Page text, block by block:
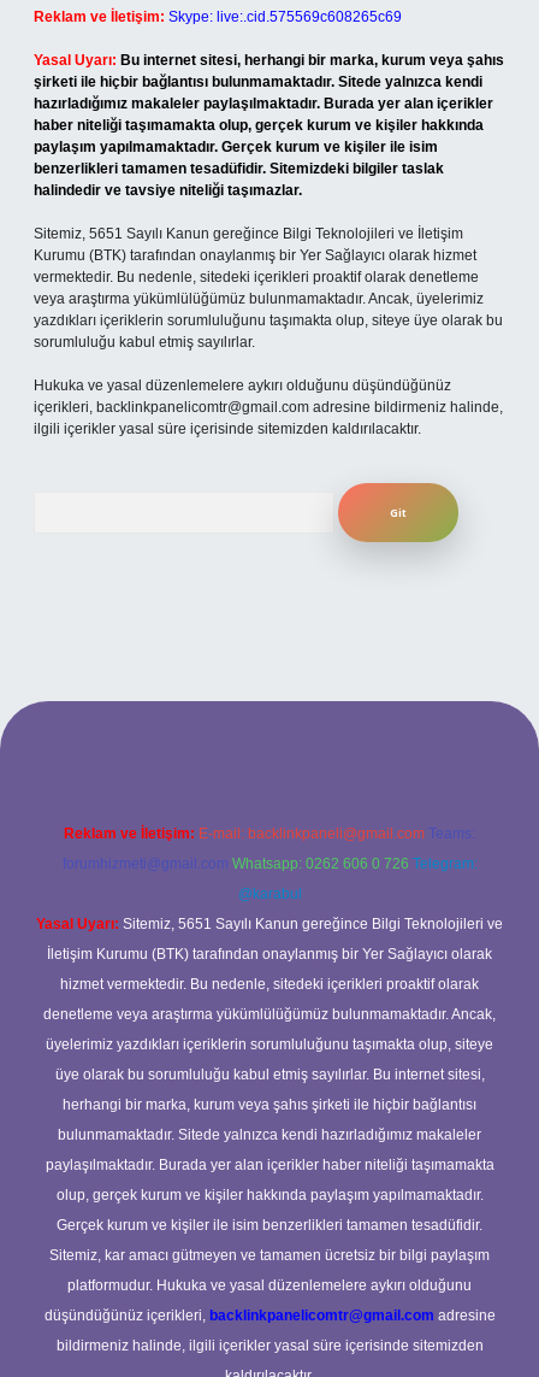
Reklam ve İletişim: Skype: live:.cid.575569c608265c69
Yasal Uyarı: Bu internet sitesi, herhangi bir marka, kurum veya şahıs
şirketi ile hiçbir bağlantısı bulunmamaktadır. Sitede yalnızca kendi
hazırladığımız makaleler paylaşılmaktadır. Burada yer alan içerikler
haber niteliği taşımamakta olup, gerçek kurum ve kişiler hakkında
paylaşım yapılmamaktadır. Gerçek kurum ve kişiler ile isim
benzerlikleri tamamen tesadüfidir. Sitemizdeki bilgiler taslak
halindedir ve tavsiye niteliği taşımazlar.
Sitemiz, 5651 Sayılı Kanun gereğince Bilgi Teknolojileri ve İletişim
Kurumu (BTK) tarafından onaylanmış bir Yer Sağlayıcı olarak hizmet
vermektedir. Bu nedenle, sitedeki içerikleri proaktif olarak denetleme
veya araştırma yükümlülüğümüz bulunmamaktadır. Ancak, üyelerimiz
yazdıkları içeriklerin sorumluluğunu taşımakta olup, siteye üye olarak bu
sorumluluğu kabul etmiş sayılırlar.
Hukuka ve yasal düzenlemelere aykırı olduğunu düşündüğünüz
içerikleri, backlinkpanelicomtr@gmail.com adresine bildirmeniz halinde,
ilgili içerikler yasal süre içerisinde sitemizden kaldırılacaktır.
bahis
Reklam ve İletişim: E-mail: backlinkpaneli@gmail.com Teams:
forumhizmeti@gmail.com Whatsapp: 0262 606 0 726 Telegram:
@karabul
Yasal Uyarı: Sitemiz, 5651 Sayılı Kanun gereğince Bilgi Teknolojileri ve
İletişim Kurumu (BTK) tarafından onaylanmış bir Yer Sağlayıcı olarak
hizmet vermektedir. Bu nedenle, sitedeki içerikleri proaktif olarak
denetleme veya araştırma yükümlülüğümüz bulunmamaktadır. Ancak,
üyelerimiz yazdıkları içeriklerin sorumluluğunu taşımakta olup, siteye
üye olarak bu sorumluluğu kabul etmiş sayılırlar. Bu internet sitesi,
herhangi bir marka, kurum veya şahıs şirketi ile hiçbir bağlantısı
bulunmamaktadır. Sitede yalnızca kendi hazırladığımız makaleler
paylaşılmaktadır. Burada yer alan içerikler haber niteliği taşımamakta
olup, gerçek kurum ve kişiler hakkında paylaşım yapılmamaktadır.
Gerçek kurum ve kişiler ile isim benzerlikleri tamamen tesadüfidir.
Sitemiz, kar amacı gütmeyen ve tamamen ücretsiz bir bilgi paylaşım
platformudur. Hukuka ve yasal düzenlemelere aykırı olduğunu
düşündüğünüz içerikleri, backlinkpanelicomtr@gmail.com adresine
bildirmeniz halinde, ilgili içerikler yasal süre içerisinde sitemizden